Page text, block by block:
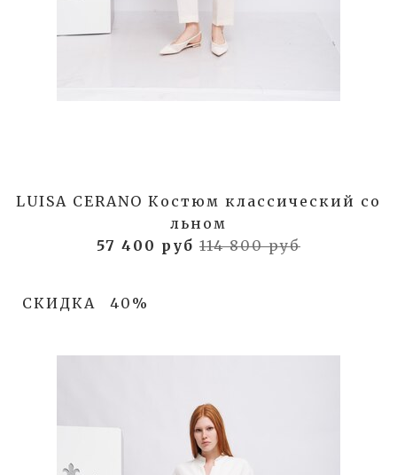
LUISA CERANO Костюм классический со
льном
57 400 руб 114 800 руб
СКИДКА 40%